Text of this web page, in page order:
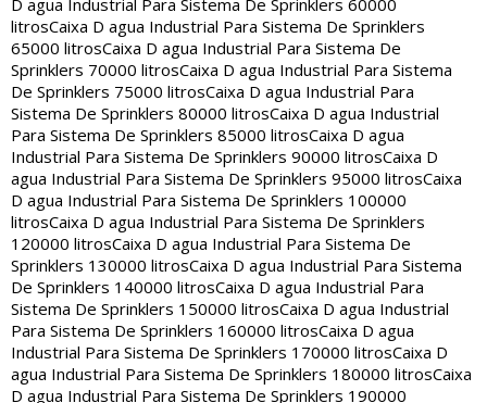
D agua Industrial Para Sistema De Sprinklers 60000
litrosCaixa D agua Industrial Para Sistema De Sprinklers
65000 litrosCaixa D agua Industrial Para Sistema De
Sprinklers 70000 litrosCaixa D agua Industrial Para Sistema
De Sprinklers 75000 litrosCaixa D agua Industrial Para
Sistema De Sprinklers 80000 litrosCaixa D agua Industrial
Para Sistema De Sprinklers 85000 litrosCaixa D agua
Industrial Para Sistema De Sprinklers 90000 litrosCaixa D
agua Industrial Para Sistema De Sprinklers 95000 litrosCaixa
D agua Industrial Para Sistema De Sprinklers 100000
litrosCaixa D agua Industrial Para Sistema De Sprinklers
120000 litrosCaixa D agua Industrial Para Sistema De
Sprinklers 130000 litrosCaixa D agua Industrial Para Sistema
De Sprinklers 140000 litrosCaixa D agua Industrial Para
Sistema De Sprinklers 150000 litrosCaixa D agua Industrial
Para Sistema De Sprinklers 160000 litrosCaixa D agua
Industrial Para Sistema De Sprinklers 170000 litrosCaixa D
agua Industrial Para Sistema De Sprinklers 180000 litrosCaixa
D agua Industrial Para Sistema De Sprinklers 190000